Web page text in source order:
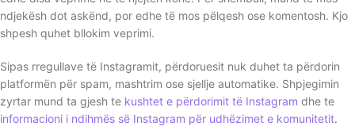
ndjekësh dot askënd, por edhe të mos pëlqesh ose komentosh. Kjo
shpesh quhet bllokim veprimi.
Sipas rregullave të Instagramit, përdoruesit nuk duhet ta përdorin
platformën për spam, mashtrim ose sjellje automatike. Shpjegimin
zyrtar mund ta gjesh te kushtet e përdorimit të Instagram dhe te
informacioni i ndihmës së Instagram për udhëzimet e komunitetit.